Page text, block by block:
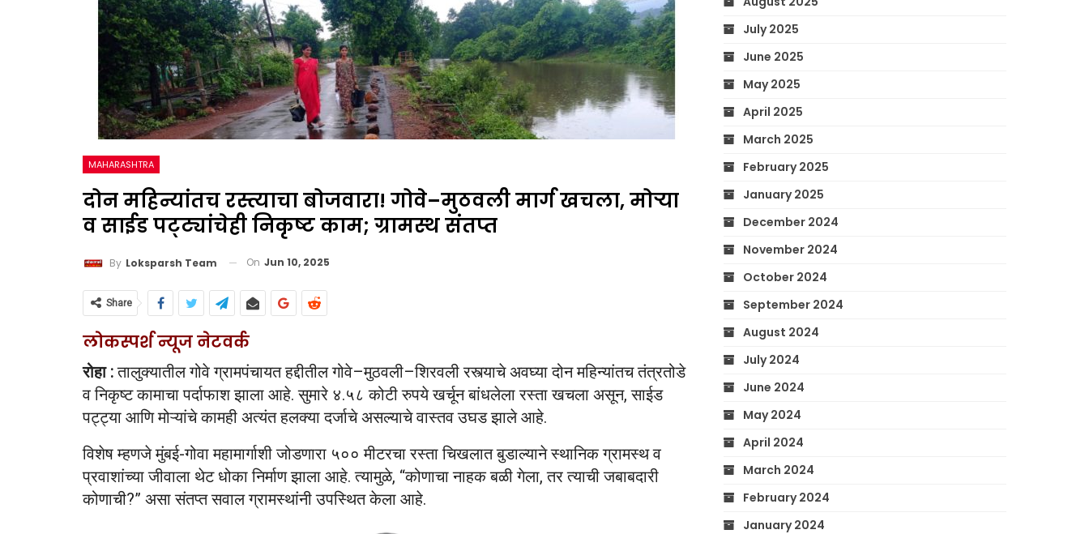
MAHARASHTRA
दोन महिन्यांतच रस्त्याचा बोजवारा! गोवे–मुठवली मार्ग खचला, मोऱ्या
व साईड पट्ट्यांचेही निकृष्ट काम; ग्रामस्थ संतप्त
By Loksparsh Team On Jun 10, 2025
Share
लोकस्पर्श न्यूज नेटवर्क
रोहा :तालुक्यातील गोवे ग्रामपंचायत हद्दीतील गोवे–मुठवली–शिरवली रस्त्याचे अवघ्या दोन महिन्यांतच तंत्रतोडे
व निकृष्ट कामाचा पर्दाफाश झाला आहे. सुमारे ४.५८ कोटी रुपये खर्चून बांधलेला रस्ता खचला असून, साईड
पट्ट्या आणि मोऱ्यांचे कामही अत्यंत हलक्या दर्जाचे असल्याचे वास्तव उघड झाले आहे.
विशेष म्हणजे मुंबई-गोवा महामार्गाशी जोडणारा ५०० मीटरचा रस्ता चिखलात बुडाल्याने स्थानिक ग्रामस्थ व
प्रवाशांच्या जीवाला थेट धोका निर्माण झाला आहे. त्यामुळे, “कोणाचा नाहक बळी गेला, तर त्याची जबाबदारी
कोणाची?” असा संतप्त सवाल ग्रामस्थांनी उपस्थित केला आहे.
July 2025
June 2025
May 2025
April 2025
March 2025
February 2025
January 2025
December 2024
November 2024
October 2024
September 2024
August 2024
July 2024
June 2024
May 2024
April 2024
March 2024
February 2024
January 2024